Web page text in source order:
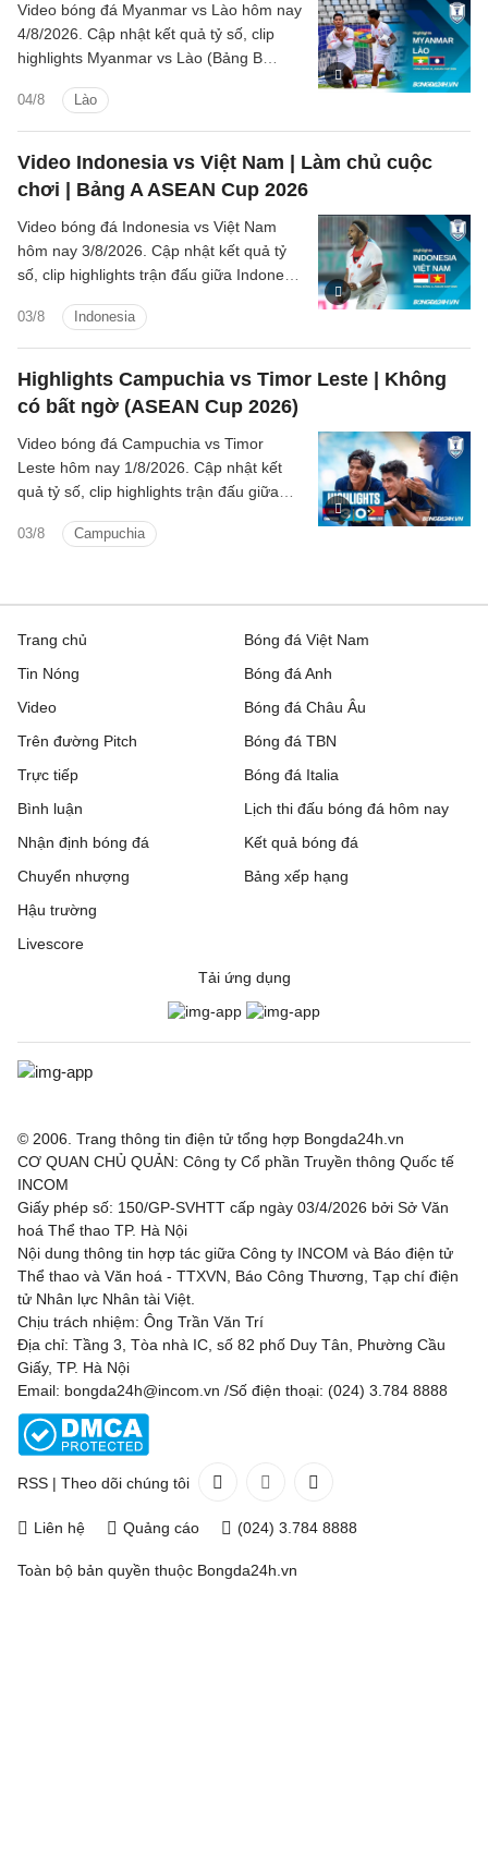
04/8 Lào
Video bóng đá Myanmar vs Lào hôm nay
4/8/2026. Cập nhật kết quả tỷ số, clip
highlights Myanmar vs Lào (Bảng B
sân.
Video Indonesia vs Việt Nam | Làm chủ cuộc
chơi | Bảng A ASEAN Cup 2026
03/8 Indonesia
Video bóng đá Indonesia vs Việt Nam
hôm nay 3/8/2026. Cập nhật kết quả tỷ
số, clip highlights trận đấu giữa Indonesia
Highlights Campuchia vs Timor Leste | Không
có bất ngờ (ASEAN Cup 2026)
03/8 Campuchia
Video bóng đá Campuchia vs Timor
Leste hôm nay 1/8/2026. Cập nhật kết
quả tỷ số, clip highlights trận đấu giữa
ASEAN Cup 2026).
Trang chủ
Tin Nóng
Video
Trên đường Pitch
Trực tiếp
Bóng đá Việt Nam
Bóng đá Anh
Bóng đá Châu Âu
Bóng đá TBN
Bóng đá Italia
Bình luận
Nhận định bóng đá
Chuyển nhượng
Hậu trường
Livescore
Lịch thi đấu bóng đá hôm nay
Kết quả bóng đá
Bảng xếp hạng
Tải ứng dụng
© 2006. Trang thông tin điện tử tổng hợp Bongda24h.vn
CƠ QUAN CHỦ QUẢN: Công ty Cổ phần Truyền thông Quốc tế
INCOM
Giấy phép số: 150/GP-SVHTT cấp ngày 03/4/2026 bởi Sở Văn
hoá Thể thao TP. Hà Nội
Nội dung thông tin hợp tác giữa Công ty INCOM và Báo điện tử
Thể thao và Văn hoá - TTXVN, Báo Công Thương, Tạp chí điện
tử Nhân lực Nhân tài Việt.
Chịu trách nhiệm: Ông Trần Văn Trí
Địa chỉ: Tầng 3, Tòa nhà IC, số 82 phố Duy Tân, Phường Cầu
Giấy, TP. Hà Nội
Email: bongda24h@incom.vn /Số điện thoại: (024) 3.784 8888
RSS | Theo dõi chúng tôi
Liên hệ Quảng cáo (024) 3.784 8888
Toàn bộ bản quyền thuộc Bongda24h.vn